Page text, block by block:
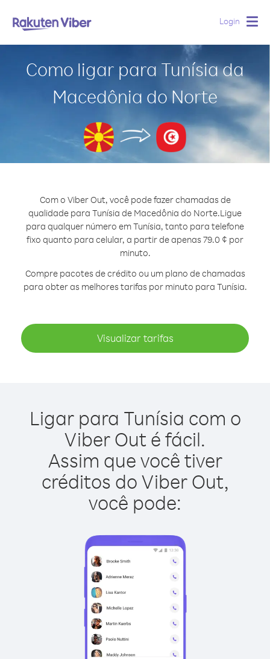
Login
Como ligar para Tunísia da
Macedônia do Norte
Com o Viber Out, você pode fazer chamadas de
qualidade para Tunísia de Macedônia do Norte.Ligue
para qualquer número em Tunísia, tanto para telefone
fixo quanto para celular, a partir de apenas 79.0 ¢ por
minuto.
Compre pacotes de crédito ou um plano de chamadas
para obter as melhores tarifas por minuto para Tunísia.
Visualizar tarifas
Ligar para Tunísia com o
Viber Out é fácil.
Assim que você tiver
créditos do Viber Out,
você pode: